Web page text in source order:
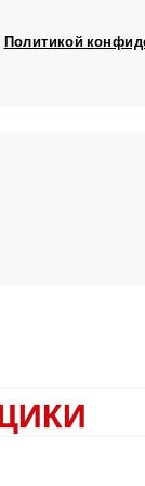
Политикой